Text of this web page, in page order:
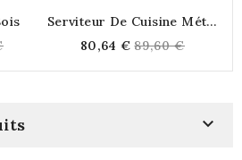
Serviteur De Cuisine Métal
80,64 € Regular
price
89,60 €
